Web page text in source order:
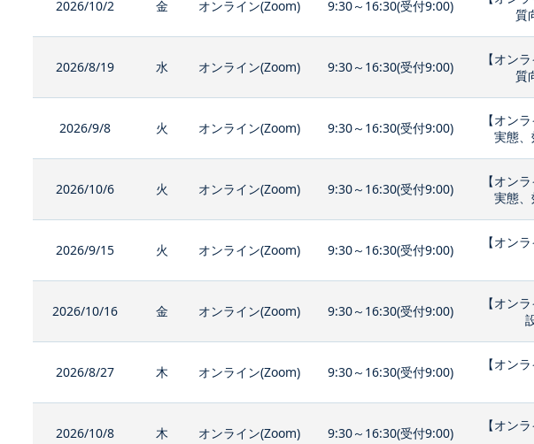
2026/10/2 金 オンライン(Zoom) 9:30～16:30(受付9:00)
質
2026/8/19 水 オンライン(Zoom) 9:30～16:30(受付9:00)
【オン
質
2026/9/8 火 オンライン(Zoom) 9:30～16:30(受付9:00)
【オン
実態
2026/10/6 火 オンライン(Zoom) 9:30～16:30(受付9:00)
【オン
実態
2026/9/15 火 オンライン(Zoom) 9:30～16:30(受付9:00)
【オン
2026/10/16 金 オンライン(Zoom) 9:30～16:30(受付9:00)
【オン
2026/8/27 木 オンライン(Zoom) 9:30～16:30(受付9:00)
【オン
2026/10/8 木 オンライン(Zoom) 9:30～16:30(受付9:00)
【オン